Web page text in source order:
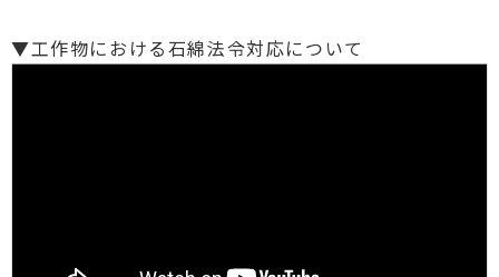
▼工作物における石綿法令対応について